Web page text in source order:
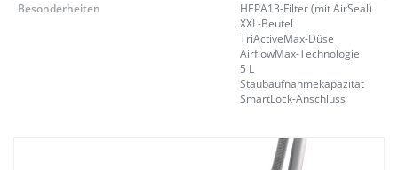
Besonderheiten
HEPA13-Filter (mit AirSeal)
XXL-Beutel
TriActiveMax-Düse
AirflowMax-Technologie
5 L
Staubaufnahmekapazität
SmartLock-Anschluss